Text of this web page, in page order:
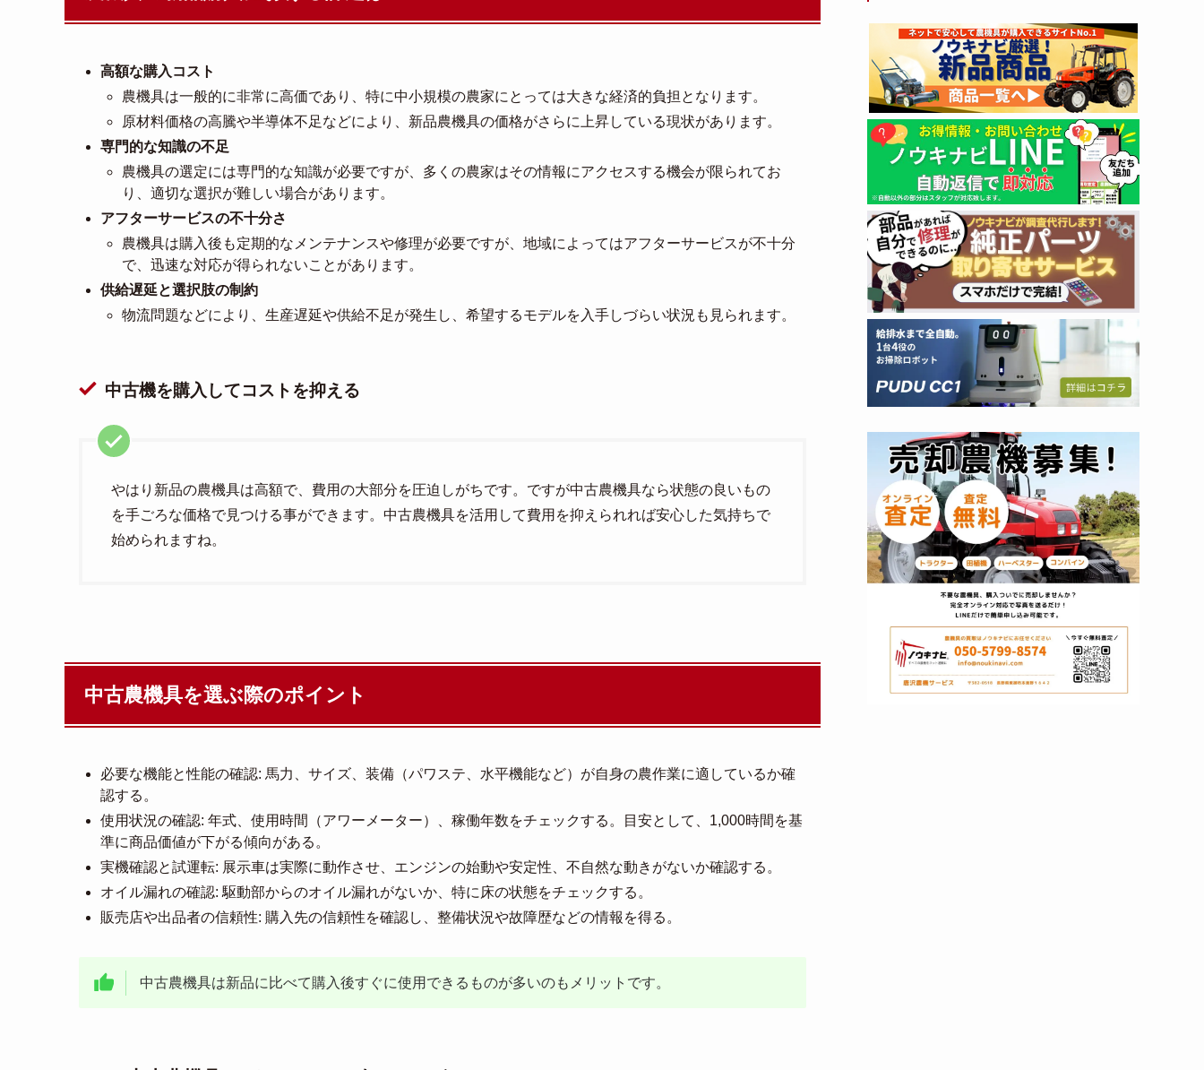
高額な購入コスト
農機具は一般的に非常に高価であり、特に中小規模の農家にとっては大きな経済的負担となります。
原材料価格の高騰や半導体不足などにより、新品農機具の価格がさらに上昇している現状があります。
専門的な知識の不足
農機具の選定には専門的な知識が必要ですが、多くの農家はその情報にアクセスする機会が限られてお
り、適切な選択が難しい場合があります。
アフターサービスの不十分さ
農機具は購入後も定期的なメンテナンスや修理が必要ですが、地域によってはアフターサービスが不十分
で、迅速な対応が得られないことがあります。
供給遅延と選択肢の制約
物流問題などにより、生産遅延や供給不足が発生し、希望するモデルを入手しづらい状況も見られます。
中古機を購入してコストを抑える
やはり新品の農機具は高額で、費用の大部分を圧迫しがちです。ですが中古農機具なら状態の良いもの
を手ごろな価格で見つける事ができます。中古農機具を活用して費用を抑えられれば安心した気持ちで
始められますね。
中古農機具を選ぶ際のポイント
必要な機能と性能の確認: 馬力、サイズ、装備（パワステ、水平機能など）が自身の農作業に適しているか確
認する。
使用状況の確認: 年式、使用時間（アワーメーター）、稼働年数をチェックする。目安として、1,000時間を基
準に商品価値が下がる傾向がある。
実機確認と試運転: 展示車は実際に動作させ、エンジンの始動や安定性、不自然な動きがないか確認する。
オイル漏れの確認: 駆動部からのオイル漏れがないか、特に床の状態をチェックする。
販売店や出品者の信頼性: 購入先の信頼性を確認し、整備状況や故障歴などの情報を得る。
中古農機具は新品に比べて購入後すぐに使用できるものが多いのもメリットです。